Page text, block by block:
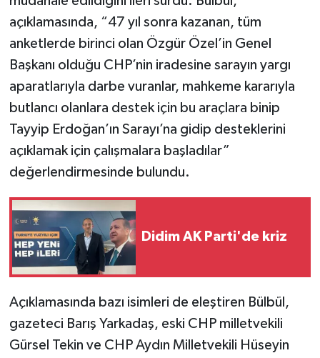
açıklamasında, “47 yıl sonra kazanan, tüm
anketlerde birinci olan Özgür Özel’in Genel
Başkanı olduğu CHP’nin iradesine sarayın yargı
aparatlarıyla darbe vuranlar, mahkeme kararıyla
butlancı olanlara destek için bu araçlara binip
Tayyip Erdoğan’ın Sarayı’na gidip desteklerini
açıklamak için çalışmalara başladılar”
değerlendirmesinde bulundu.
Didim AK Parti'de kriz
Açıklamasında bazı isimleri de eleştiren Bülbül,
gazeteci Barış Yarkadaş, eski CHP milletvekili
Gürsel Tekin ve CHP Aydın Milletvekili Hüseyin